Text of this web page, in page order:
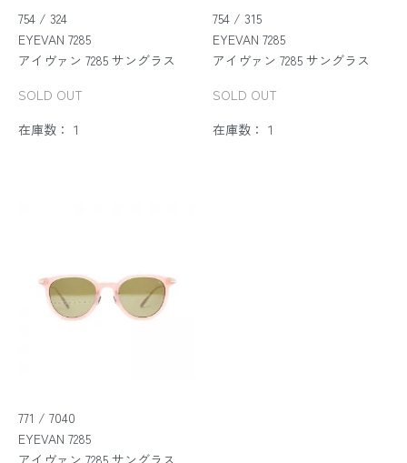
754 / 324
EYEVAN 7285
アイヴァン 7285 サングラス
SOLD OUT
在庫数：１
754 / 315
EYEVAN 7285
アイヴァン 7285 サングラス
SOLD OUT
在庫数：１
771 / 7040
EYEVAN 7285
アイヴァン 7285 サングラス